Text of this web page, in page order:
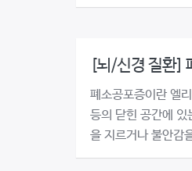
[뇌/신경 질환]
폐소공포증이란 엘
등의 닫힌 공간에 있
을 지르거나 불안감